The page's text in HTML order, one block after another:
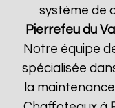
système de
Pierrefeu du
Notre équipe
spécialisée
la